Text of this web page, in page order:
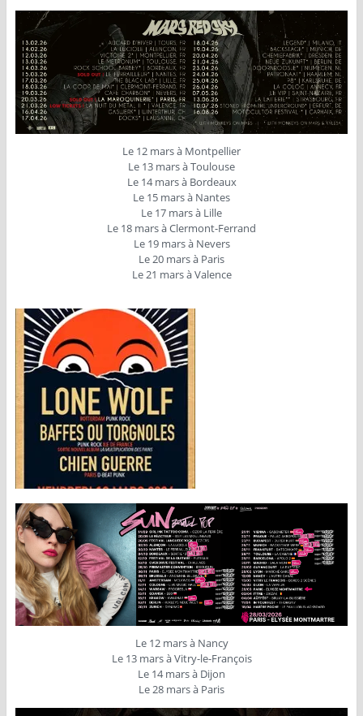
Le 12 mars à Montpellier
Le 13 mars à Toulouse
Le 14 mars à Bordeaux
Le 15 mars à Nantes
Le 17 mars à Lille
Le 18 mars à Clermont-Ferrand
Le 19 mars à Nevers
Le 20 mars à Paris
Le 21 mars à Valence
Le 12 mars à Nancy
Le 13 mars à Vitry-le-François
Le 14 mars à Dijon
Le 28 mars à Paris